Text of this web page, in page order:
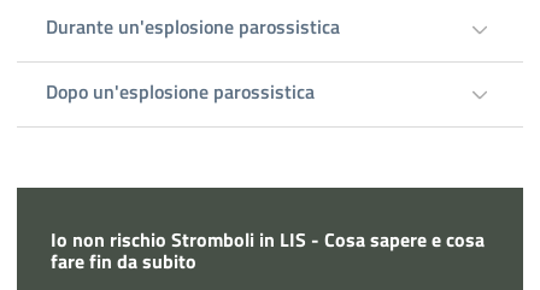
Durante un'esplosione parossistica
Dopo un'esplosione parossistica
Io non rischio Stromboli in LIS - Cosa sapere e cosa
fare fin da subito